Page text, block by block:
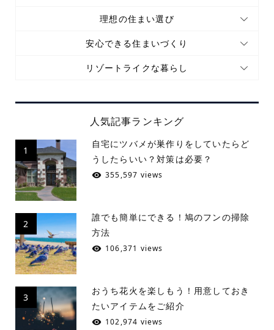
理想の住まい選び
安心できる住まいづくり
リゾートライクな暮らし
人気記事ランキング
1
自宅にツバメが巣作りをしていたらど
うしたらいい？対策は必要？
355,597 views
2
誰でも簡単にできる！鳩のフンの掃除
方法
106,371 views
3
おうち花火を楽しもう！用意しておき
たいアイテムをご紹介
102,974 views